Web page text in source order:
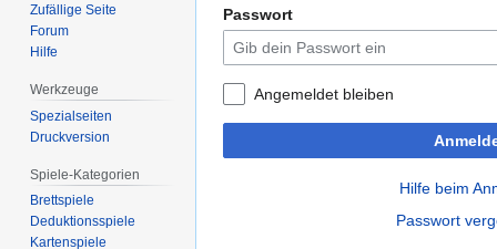
Passwort
Angemeldet bleiben
Hilfe beim
Passwort
Zufällige Seite
Forum
Hilfe
Werkzeuge
Spezialseiten
Druckversion
Spiele-Kategorien
Brettspiele
Deduktionsspiele
Kartenspiele